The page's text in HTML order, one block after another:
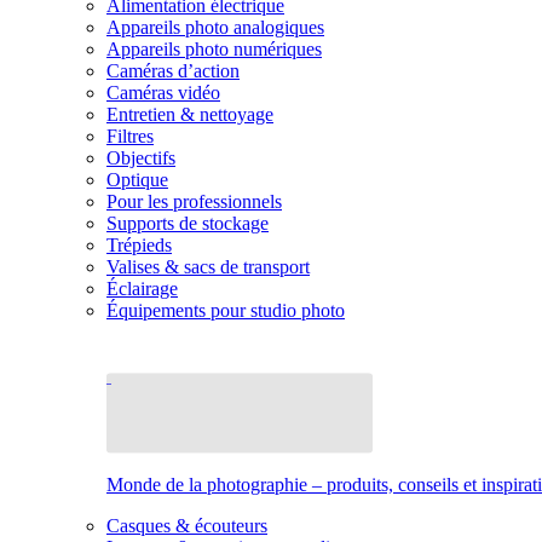
Alimentation électrique
Appareils photo analogiques
Appareils photo numériques
Caméras d’action
Caméras vidéo
Entretien & nettoyage
Filtres
Objectifs
Optique
Pour les professionnels
Supports de stockage
Trépieds
Valises & sacs de transport
Éclairage
Équipements pour studio photo
Monde de la photographie – produits, conseils et
Casques & écouteurs